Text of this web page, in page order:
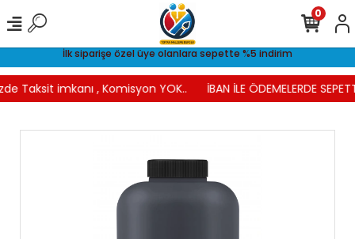
İlk siparişe özel üye olanlara sepette %5 indirim
Taksit imkanı , Komisyon YOK.. İBAN İLE ÖDEMELERDE
0